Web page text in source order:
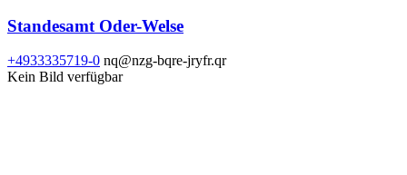
Standesamt Oder-Welse
+4933335719-0 nq@nzg-bqre-jryfr.qr
Kein Bild verfügbar